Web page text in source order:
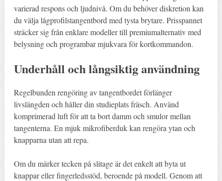
varierad respons och ljudnivå. Om du behöver diskretion kan
du välja lågprofilstangentbord med tysta brytare. Prisspannet
sträcker sig från enklare modeller till premiumalternativ med
belysning och programbar mjukvara för kortkommandon.
Underhåll och långsiktig användning
Regelbunden rengöring av tangentbordet förlänger
livslängden och håller din studieplats fräsch. Använd
komprimerad luft för att ta bort damm och smulor mellan
tangenterna. En mjuk mikrofiberduk kan rengöra ytan och
knapparna utan att repa.
Om du märker tecken på slitage är det enkelt att byta ut
knappar eller fingerledsstöd, beroende på modell. Genom att